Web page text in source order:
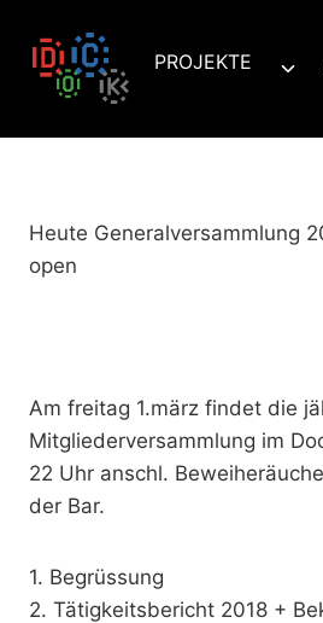
Inhalt
springen
PROJEKTE
Heute Generalversammlung
open
Am freitag 1.märz findet die
Mitgliederversammlung im
22 Uhr anschl.
der Bar.
1. Begrüssung
2. Tätigkeitsbericht 2018 +